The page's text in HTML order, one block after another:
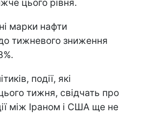
цього рівня.
марки нафти
тижневого зниження
події, які
тижня, свідчать про
між Іраном і США ще не